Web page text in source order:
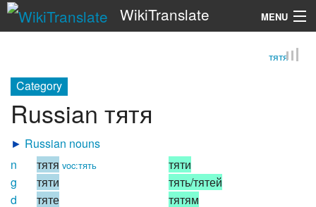
WikiTranslate MENU
тятя
Category
Russian тятя
► Russian nouns
n
g
d
тятя voc:тять
тяти
тяте
тяти
тять/тятей
тятям